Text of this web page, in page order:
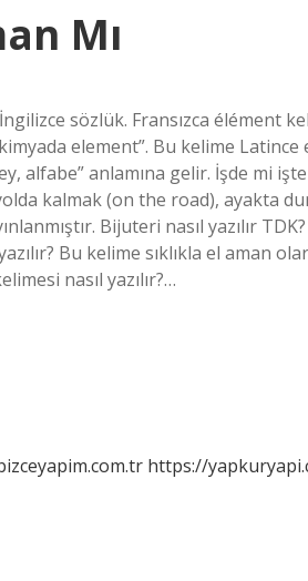
Mı
sözlük. Fransızca élément
element”. Bu kelime
alfabe” anlamına gelir. İşde mi
kalmak (on the road), ayakta
Bijuteri nasıl yazılır
Bu kelime sıklıkla el aman
nasıl yazılır?…
https://